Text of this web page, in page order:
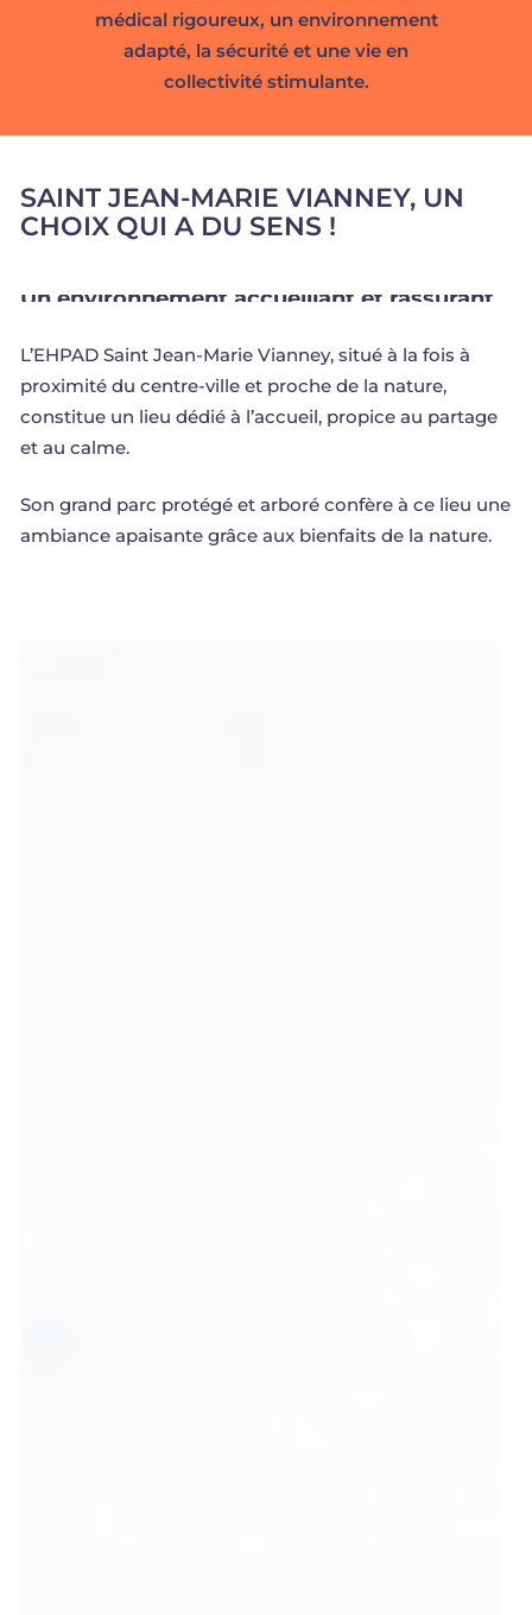
médical rigoureux, un environnement
adapté, la sécurité et une vie en
collectivitéstimulante.
SAINT JEAN-MARIE VIANNEY, UN
CHOIX QUI A DU SENS !
Un environnement accueillant et rassurant
L’EHPAD Saint Jean-Marie Vianney, situé à la fois à
proximité du centre-ville et proche de la nature,
constitue un lieu dédié à l’accueil, propice au partage
et au calme.
Son grand parc protégé et arboré confère à ce lieu une
ambiance apaisante grâce aux bienfaits de la nature.